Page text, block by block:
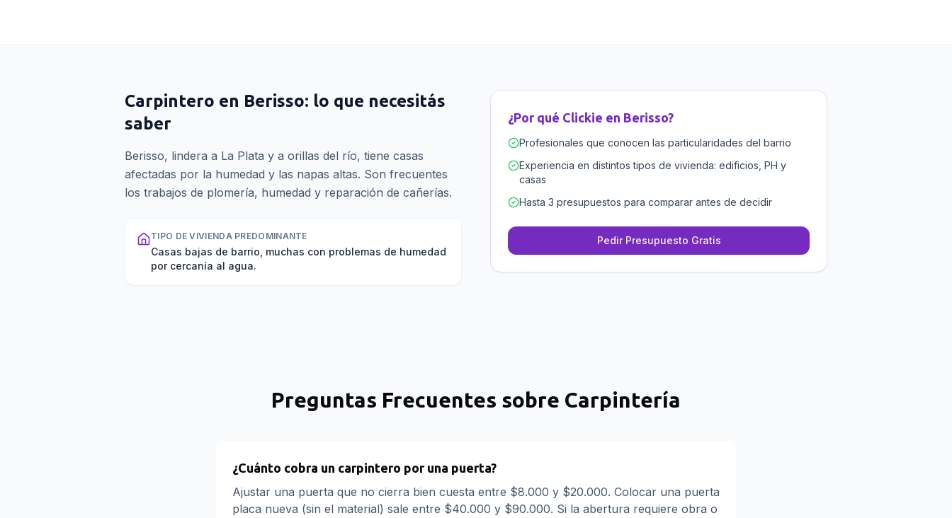
Carpintero en Berisso: lo que necesitás
saber
Berisso, lindera a La Plata y a orillas del río, tiene casas
afectadas por la humedad y las napas altas. Son frecuentes
los trabajos de plomería, humedad y reparación de cañerías.
TIPO DE VIVIENDA PREDOMINANTE
Casas bajas de barrio, muchas con problemas de humedad
por cercanía al agua.
¿Por qué Clickie en Berisso?
Profesionales que conocen las particularidades del barrio
Experiencia en distintos tipos de vivienda: edificios, PH y
casas
Hasta 3 presupuestos para comparar antes de decidir
Pedir Presupuesto Gratis
Preguntas Frecuentes sobre Carpintería
¿Cuánto cobra un carpintero por una puerta?
Ajustar una puerta que no cierra bien cuesta entre $8.000 y $20.000. Colocar una puerta
placa nueva (sin el material) sale entre $40.000 y $90.000. Si la abertura requiere obra o